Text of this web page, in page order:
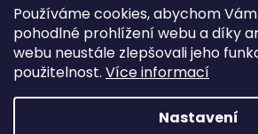
Používáme cookies, abychom
pohodlné prohlížení webu a díky
webu neustále zlepšovali jeho
použitelnost. Více informací
Nastavení
+420603583759 ,+420734720049
https://www.facebook.com/
37445
https://www.youtube.com/